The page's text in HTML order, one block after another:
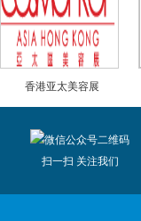
香港亚太美容展
扫一扫 关注我们